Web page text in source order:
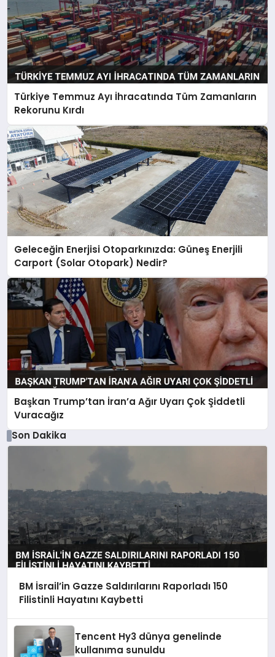
Türkiye Temmuz Ayı İhracatında Tüm Zamanların
Rekorunu Kırdı
Geleceğin Enerjisi Otoparkınızda: Güneş Enerjili
Carport (Solar Otopark) Nedir?
Başkan Trump’tan İran’a Ağır Uyarı Çok Şiddetli
Vuracağız
Son Dakika
BM İsrail’in Gazze Saldırılarını Raporladı 150
Filistinli Hayatını Kaybetti
Tencent Hy3 dünya genelinde
kullanıma sunuldu